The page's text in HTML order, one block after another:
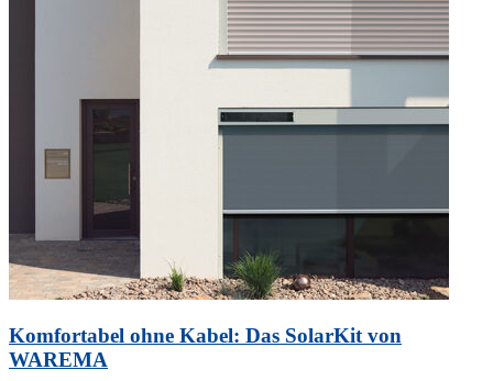
Komfortabel ohne Kabel: Das SolarKit von
WAREMA